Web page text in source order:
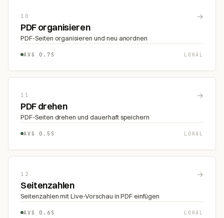
10 →
PDF organisieren
PDF-Seiten organisieren und neu anordnen
AVG 0.7S LOKAL
11 →
PDF drehen
PDF-Seiten drehen und dauerhaft speichern
AVG 0.5S LOKAL
12 →
Seitenzahlen
Seitenzahlen mit Live-Vorschau in PDF einfügen
AVG 0.6S LOKAL